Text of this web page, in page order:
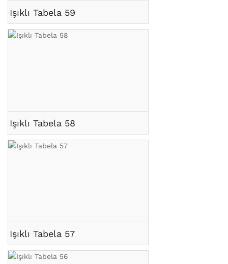
Işıklı Tabela 59
Işıklı Tabela 58
Işıklı Tabela 57